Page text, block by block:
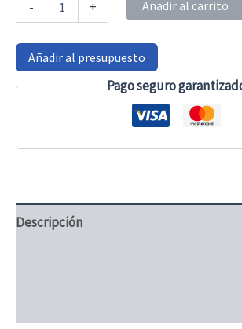
-
sanitarios
LM
transpirables
+ Añadir al carrito
Añadir al presupuesto
Pago seguro
Descripción